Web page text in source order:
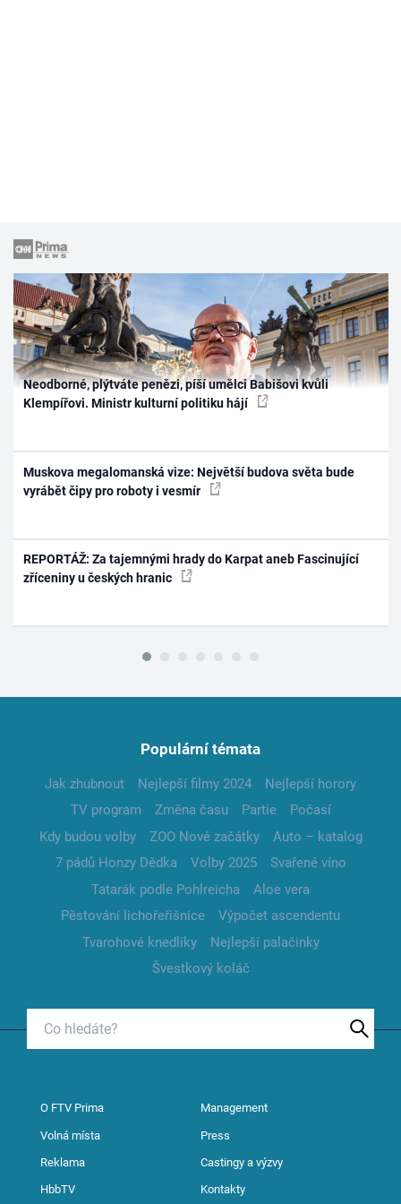
Neodborné, plýtváte penězi, píší umělci Babišovi kvůli
Klempířovi. Ministr kulturní politiku hájí
Muskova megalomanská vize: Největší budova světa bude
vyrábět čipy pro roboty i vesmír
REPORTÁŽ: Za tajemnými hrady do Karpat aneb Fascinující
zříceniny u českých hranic
Populární témata
Jak zhubnout Nejlepší filmy 2024
Nejlepší horory
TV program
Změna času Partie
Počasí
Kdy budou volby
ZOO Nové začátky
Auto – katalog
7 pádů Honzy Dědka
Volby 2025
Svařené víno
Tatarák podle Pohlreicha
Aloe vera
Pěstování lichořeřišnice
Výpočet ascendentu
Tvarohové knedlíky
Nejlepší palačinky
Švestkový koláč
O FTV Prima Management
Volná místa Press
Reklama Castingy a výzvy
HbbTV Kontakty